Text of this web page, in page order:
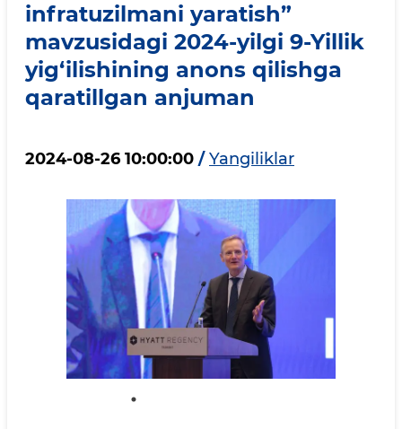
infratuzilmani yaratish”
mavzusidagi 2024-yilgi 9-Yillik
yig‘ilishining anons qilishga
qaratillgan anjuman
2024-08-26 10:00:00 / Yangiliklar